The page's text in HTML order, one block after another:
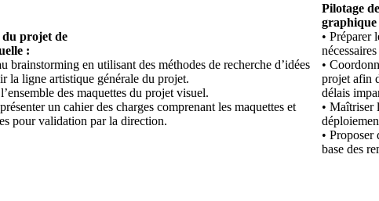
projet de
:
brainstorming en utilisant des méthodes de recherche d’idées
la ligne artistique générale du projet.
des maquettes du projet visuel.
un cahier des charges comprenant les maquettes et
pour validation par la direction.
Pilotage
graphique
• Préparer
•
projet afin
délais
• Maîtriser
• Proposer
base des